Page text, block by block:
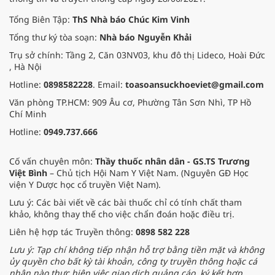
Tổng Biên Tập: ThS Nhà báo Chúc Kim Vinh
Tổng thư ký tòa soạn: Nhà báo Nguyễn Khải
Trụ sở chính: Tầng 2, Căn 03NV03, khu đô thị Lideco, Hoài Đức
, Hà Nội
Hotline: 0898582228. Email: toasoansuckhoeviet@gmail.com
Văn phòng TP.HCM: 909 Âu cơ, Phường Tân Sơn Nhì, TP Hồ
Chí Minh
Hotline: 0949.737.666
Cố vấn chuyên môn: Thầy thuốc nhân dân - GS.TS Trương
Việt Bình – Chủ tịch Hội Nam Y Việt Nam. (Nguyên GĐ Học
viện Y Dược học cổ truyền Việt Nam).
Lưu ý: Các bài viết về các bài thuốc chỉ có tính chất tham
khảo, không thay thế cho việc chẩn đoán hoặc điều trị.
Liên hệ hợp tác Truyền thông: 0898 582 228
Lưu ý: Tạp chí không tiếp nhận hỗ trợ bằng tiền mặt và không
ủy quyền cho bất kỳ tài khoản, công ty truyền thông hoặc cá